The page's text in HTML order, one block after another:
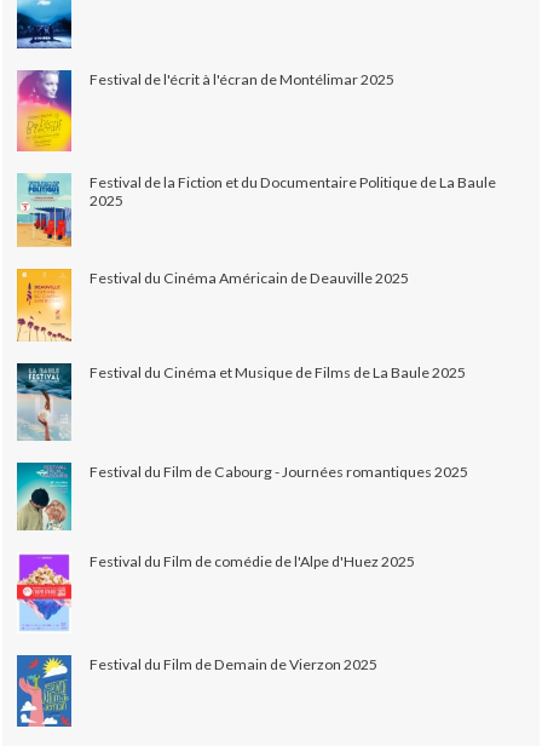
Festival de l'écrit à l'écran de Montélimar 2025
Festival de la Fiction et du Documentaire Politique de La Baule
2025
Festival du Cinéma Américain de Deauville 2025
Festival du Cinéma et Musique de Films de La Baule 2025
Festival du Film de Cabourg - Journées romantiques 2025
Festival du Film de comédie de l'Alpe d'Huez 2025
Festival du Film de Demain de Vierzon 2025